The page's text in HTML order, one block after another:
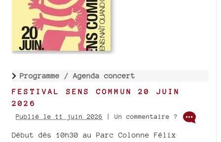
Programme / Agenda concert
FESTIVAL SENS COMMUN 20 JUIN
2026
Publié le 11 juin 2026 | Un commentaire ?
Début dés 10h30 au Parc Colonne Félix